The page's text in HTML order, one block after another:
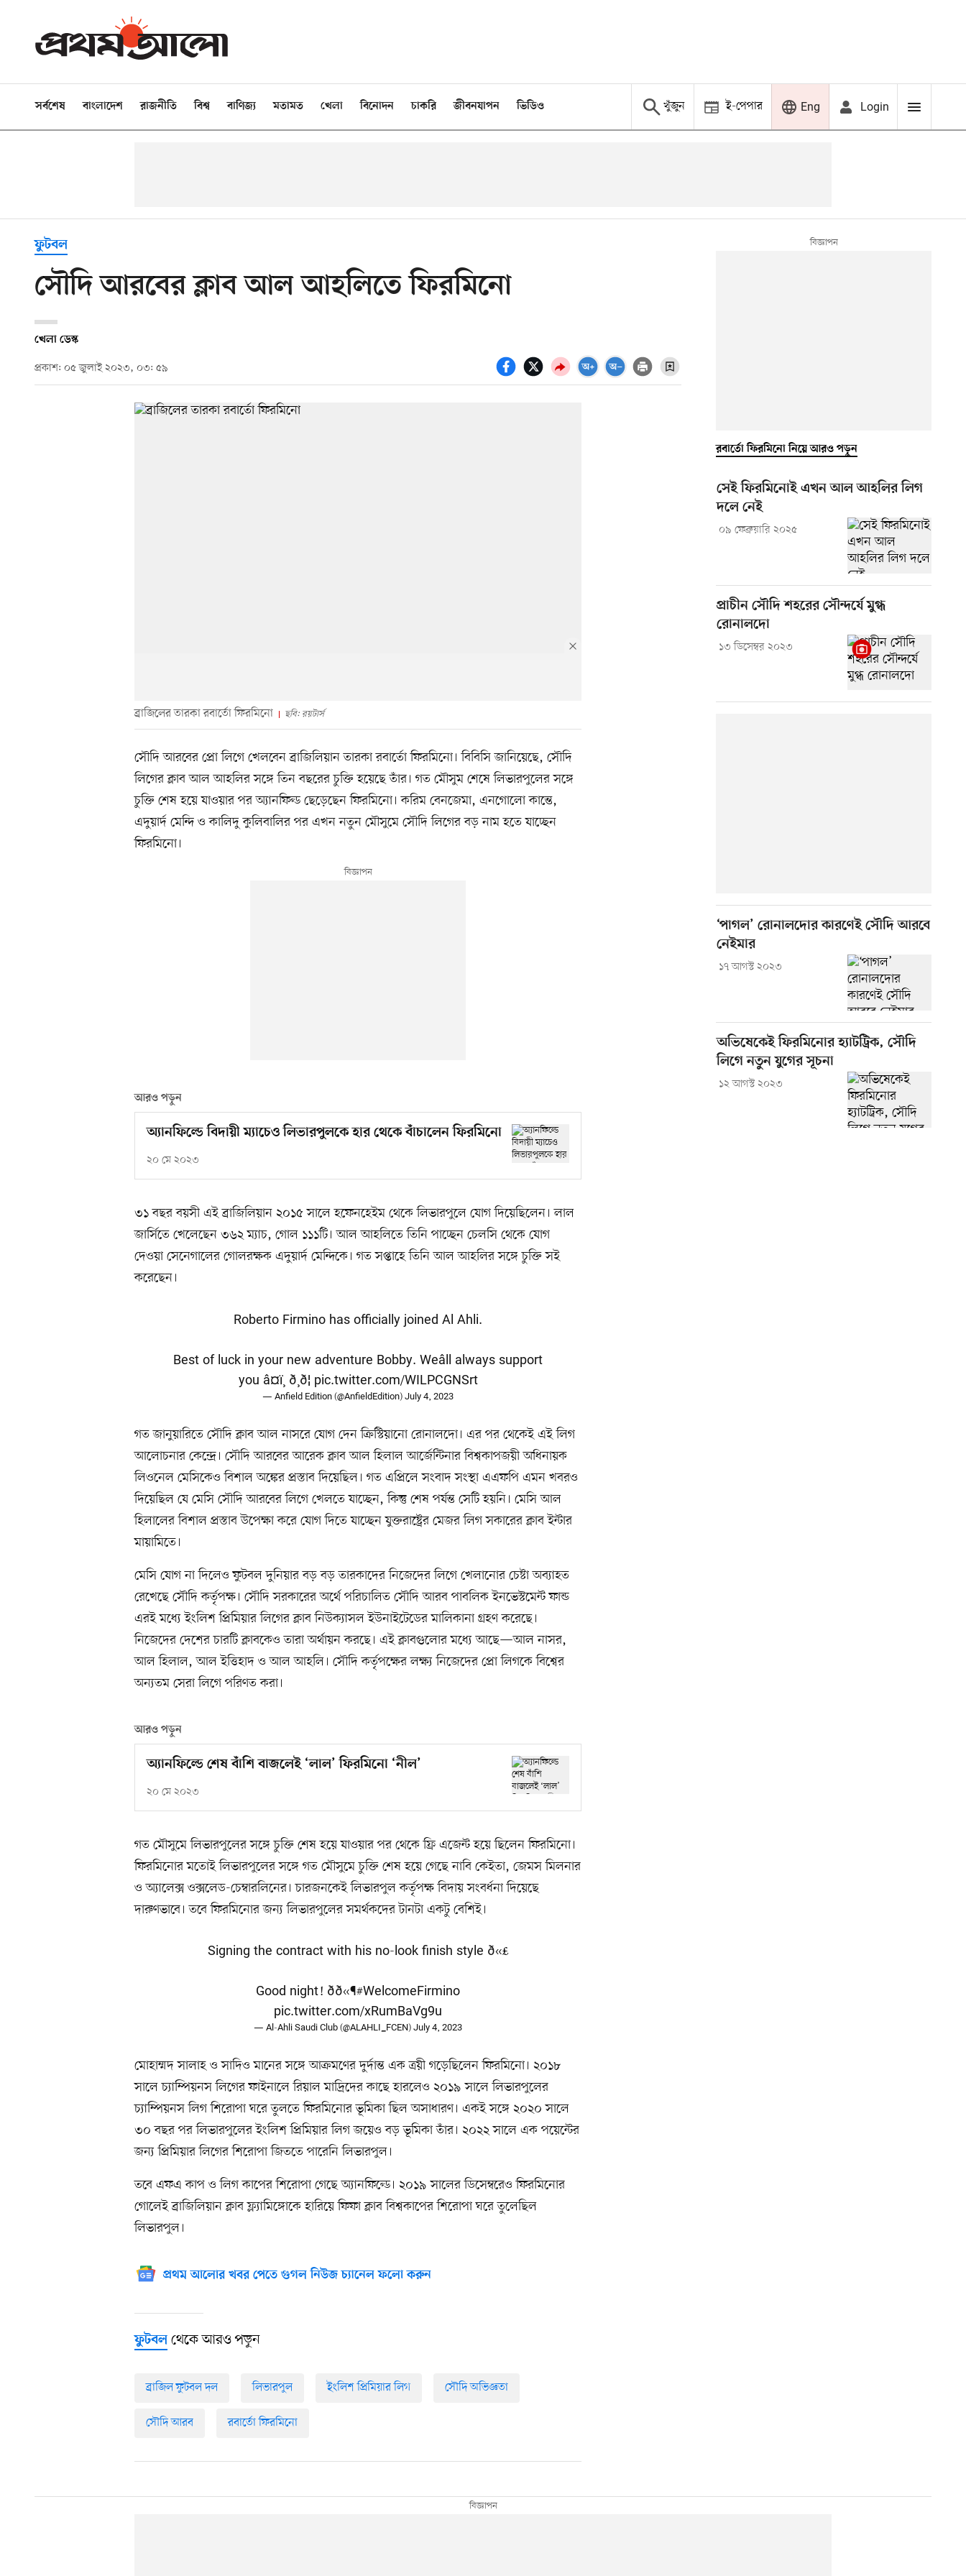
সর্বশেষ বাংলাদেশ রাজনীতি বিশ্ব বাণিজ্য মতামত খেলা বিনোদন চাকরি জীবনযাপন ভিডিও খুঁজুন ই-পেপার Eng Login
ফুটবল
সৌদি আরবের ক্লাব আল আহলিতে ফিরমিনো
খেলা ডেস্ক
প্রকাশ: ০৫ জুলাই ২০২৩, ০৩: ৫৯
ব্রাজিলের তারকা রবার্তো ফিরমিনো ছবি: রয়টার্স
সৌদি আরবের প্রো লিগে খেলবেন ব্রাজিলিয়ান তারকা রবার্তো ফিরমিনো। বিবিসি জানিয়েছে, সৌদি
লিগের ক্লাব আল আহলির সঙ্গে তিন বছরের চুক্তি হয়েছে তাঁর। গত মৌসুম শেষে লিভারপুলের সঙ্গে
চুক্তি শেষ হয়ে যাওয়ার পর অ্যানফিল্ড ছেড়েছেন ফিরমিনো। করিম বেনজেমা, এনগোলো কান্তে,
এদুয়ার্দ মেন্দি ও কালিদু কুলিবালির পর এখন নতুন মৌসুমে সৌদি লিগের বড় নাম হতে যাচ্ছেন
ফিরমিনো।
আরও পড়ুন
অ্যানফিল্ডে বিদায়ী ম্যাচেও লিভারপুলকে হার থেকে বাঁচালেন ফিরমিনো
২০ মে ২০২৩
৩১ বছর বয়সী এই ব্রাজিলিয়ান ২০১৫ সালে হফেনহেইম থেকে লিভারপুলে যোগ দিয়েছিলেন। লাল
জার্সিতে খেলেছেন ৩৬২ ম্যাচ, গোল ১১১টি। আল আহলিতে তিনি পাচ্ছেন চেলসি থেকে যোগ
দেওয়া সেনেগালের গোলরক্ষক এদুয়ার্দ মেন্দিকে। গত সপ্তাহে তিনি আল আহলির সঙ্গে চুক্তি সই
করেছেন।
Roberto Firmino has officially joined Al Ahli.
Best of luck in your new adventure Bobby. Weâll always support
you â¤ï¸ ð¸ð¦ pic.twitter.com/WILPCGNSrt
— Anfield Edition (@AnfieldEdition)July 4, 2023
গত জানুয়ারিতে সৌদি ক্লাব আল নাসরে যোগ দেন ক্রিস্টিয়ানো রোনালদো। এর পর থেকেই এই লিগ
আলোচনার কেন্দ্রে। সৌদি আরবের আরেক ক্লাব আল হিলাল আর্জেন্টিনার বিশ্বকাপজয়ী অধিনায়ক
লিওনেল মেসিকেও বিশাল অঙ্কের প্রস্তাব দিয়েছিল। গত এপ্রিলে সংবাদ সংস্থা এএফপি এমন খবরও
দিয়েছিল যে মেসি সৌদি আরবের লিগে খেলতে যাচ্ছেন, কিন্তু শেষ পর্যন্ত সেটি হয়নি। মেসি আল
হিলালের বিশাল প্রস্তাব উপেক্ষা করে যোগ দিতে যাচ্ছেন যুক্তরাষ্ট্রের মেজর লিগ সকারের ক্লাব ইন্টার
মায়ামিতে।
মেসি যোগ না দিলেও ফুটবল দুনিয়ার বড় বড় তারকাদের নিজেদের লিগে খেলানোর চেষ্টা অব্যাহত
রেখেছে সৌদি কর্তৃপক্ষ। সৌদি সরকারের অর্থে পরিচালিত সৌদি আরব পাবলিক ইনভেস্টমেন্ট ফান্ড
এরই মধ্যে ইংলিশ প্রিমিয়ার লিগের ক্লাব নিউক্যাসল ইউনাইটেডের মালিকানা গ্রহণ করেছে।
নিজেদের দেশের চারটি ক্লাবকেও তারা অর্থায়ন করছে। এই ক্লাবগুলোর মধ্যে আছে—আল নাসর,
আল হিলাল, আল ইত্তিহাদ ও আল আহলি। সৌদি কর্তৃপক্ষের লক্ষ্য নিজেদের প্রো লিগকে বিশ্বের
অন্যতম সেরা লিগে পরিণত করা।
আরও পড়ুন
অ্যানফিল্ডে শেষ বাঁশি বাজলেই ‘লাল’ ফিরমিনো ‘নীল’
২০ মে ২০২৩
গত মৌসুমে লিভারপুলের সঙ্গে চুক্তি শেষ হয়ে যাওয়ার পর থেকে ফ্রি এজেন্ট হয়ে ছিলেন ফিরমিনো।
ফিরমিনোর মতোই লিভারপুলের সঙ্গে গত মৌসুমে চুক্তি শেষ হয়ে গেছে নাবি কেইতা, জেমস মিলনার
ও অ্যালেক্স ওক্সলেড-চেম্বারলিনের। চারজনকেই লিভারপুল কর্তৃপক্ষ বিদায় সংবর্ধনা দিয়েছে
দারুণভাবে। তবে ফিরমিনোর জন্য লিভারপুলের সমর্থকদের টানটা একটু বেশিই।
Signing the contract with his no-look finish style ð«£
Good night! ðð«¶#WelcomeFirmino
pic.twitter.com/xRumBaVg9u
— Al-Ahli Saudi Club (@ALAHLI_FCEN)July 4, 2023
মোহাম্মদ সালাহ ও সাদিও মানের সঙ্গে আক্রমণের দুর্দান্ত এক ত্রয়ী গড়েছিলেন ফিরমিনো। ২০১৮
সালে চ্যাম্পিয়নস লিগের ফাইনালে রিয়াল মাদ্রিদের কাছে হারলেও ২০১৯ সালে লিভারপুলের
চ্যাম্পিয়নস লিগ শিরোপা ঘরে তুলতে ফিরমিনোর ভূমিকা ছিল অসাধারণ। একই সঙ্গে ২০২০ সালে
৩০ বছর পর লিভারপুলের ইংলিশ প্রিমিয়ার লিগ জয়েও বড় ভূমিকা তাঁর। ২০২২ সালে এক পয়েন্টের
জন্য প্রিমিয়ার লিগের শিরোপা জিততে পারেনি লিভারপুল।
তবে এফএ কাপ ও লিগ কাপের শিরোপা গেছে অ্যানফিল্ডে। ২০১৯ সালের ডিসেম্বরেও ফিরমিনোর
গোলেই ব্রাজিলিয়ান ক্লাব ফ্ল্যামিঙ্গোকে হারিয়ে ফিফা ক্লাব বিশ্বকাপের শিরোপা ঘরে তুলেছিল
লিভারপুল।
প্রথম আলোর খবর পেতে গুগল নিউজ চ্যানেল ফলো করুন
ফুটবল থেকে আরও পড়ুন
ব্রাজিল ফুটবল দল লিভারপুল ইংলিশ প্রিমিয়ার লিগ সৌদি অভিজ্ঞতা
সৌদি আরব রবার্তো ফিরমিনো
রবার্তো ফিরমিনো নিয়ে আরও পড়ুন
সেই ফিরমিনোই এখন আল আহলির লিগ
দলে নেই
০৯ ফেব্রুয়ারি ২০২৫
প্রাচীন সৌদি শহরের সৌন্দর্যে মুগ্ধ
রোনালদো
১৩ ডিসেম্বর ২০২৩
‘পাগল’ রোনালদোর কারণেই সৌদি আরবে
নেইমার
১৭ আগস্ট ২০২৩
অভিষেকেই ফিরমিনোর হ্যাটট্রিক, সৌদি
লিগে নতুন যুগের সূচনা
১২ আগস্ট ২০২৩